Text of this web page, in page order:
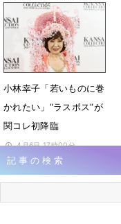
ので嬉しい」
4月13日 06時50分
小林幸子「若いものに巻
かれたい」“ラスボス”が
関コレ初降臨
4月6日 17時00分
記事の検索